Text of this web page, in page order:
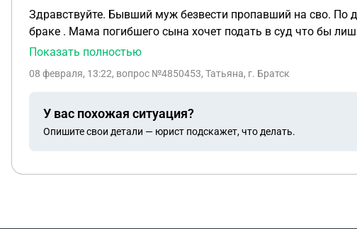
Здравствуйте. Бывший муж безвести пропавший на сво. По
браке . Мама погибшего сына хочет подать в суд что бы
Показать полностью
08 февраля, 13:22, вопрос №4850453, Татьяна, г. Братск
У вас похожая ситуация?
Опишите свои детали — юрист подскажет, что делать.